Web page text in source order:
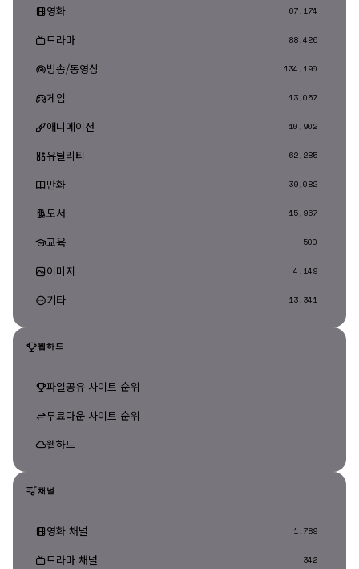
영화 67,174
드라마 88,426
방송/동영상 134,190
게임 13,057
애니메이션 10,902
유틸리티 62,285
만화 39,082
도서 15,967
교육 500
이미지 4,149
기타 13,341
웹하드
파일공유 사이트 순위
무료다운 사이트 순위
웹하드
채널
영화 채널 1,789
드라마 채널 342